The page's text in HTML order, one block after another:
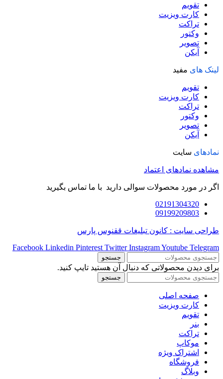
تقویم
کارت ویزیت
تراکت
وکتور
تصویر
آیکن
لینک های مفید
تقویم
کارت ویزیت
تراکت
وکتور
تصویر
آیکن
نمادهای سایت
مشاهده نمادهای اعتماد
اگر در مورد محصولات سوالی دارید با ما تماس بگیرید
02191304320
09199209803
طراحی سایت : کانون تبلیغات ققنوس پارس
Facebook Linkedin Pinterest Twitter InstagramYoutube Telegram
جستجو
برای دیدن محصولاتی که دنبال آن هستید تایپ کنید.
جستجو
صفحه اصلی
کارت ویزیت
تقویم
بنر
تراکت
موکاپ
اشتراک ویژه
فروشگاه
وبلاگ